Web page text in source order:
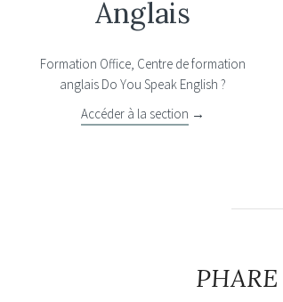
Anglais
Formation Office, Centre de formation
anglais Do You Speak English ?
Accéder à la section →
PHARE